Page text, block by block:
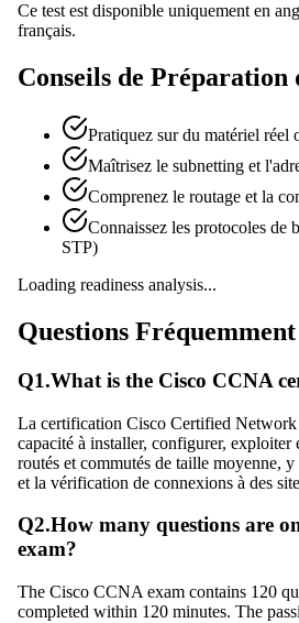
Ce test est disponible uniquement en
français.
Conseils de
Pratiquez sur du matériel réel
Maîtrisez le subnetting et
Comprenez le routage et la
Connaissez les protocoles de
STP)
Loading readiness analysis...
Questions Fréquemment
Q1.What is the Cisco CCNA
La certification Cisco Certified
capacité à installer, configurer, exploiter
routés et commutés de taille moyenne,
et la vérification de connexions à des
Q2.How many questions are
exam?
The Cisco CCNA exam contains 120
completed within 120 minutes. The